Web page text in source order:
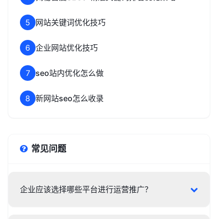
5 网站关键词优化技巧
6 企业网站优化技巧
7 seo站内优化怎么做
8 新网站seo怎么收录
常见问题
企业应该选择哪些平台进行运营推广？